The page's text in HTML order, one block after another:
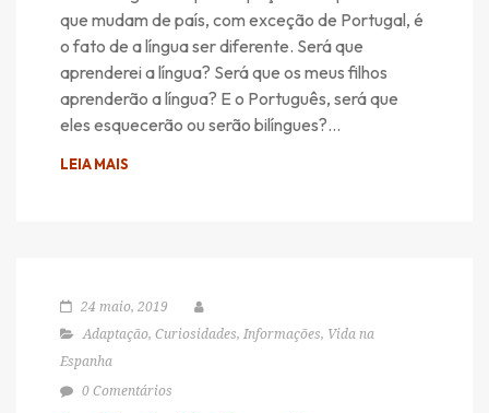
que mudam de país, com exceção de Portugal, é
o fato de a língua ser diferente. Será que
aprenderei a língua? Será que os meus filhos
aprenderão a língua? E o Português, será que
eles esquecerão ou serão bilíngues?…
LEIA MAIS
24 maio, 2019
Adaptação, Curiosidades, Informações, Vida na
Espanha
0 Comentários